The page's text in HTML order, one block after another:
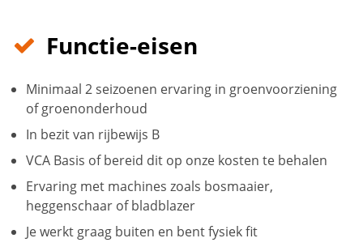
Functie-eisen
Minimaal 2 seizoenen ervaring in groenvoorziening
of groenonderhoud
In bezit van rijbewijs B
VCA Basis of bereid dit op onze kosten te behalen
Ervaring met machines zoals bosmaaier,
heggenschaar of bladblazer
Je werkt graag buiten en bent fysiek fit